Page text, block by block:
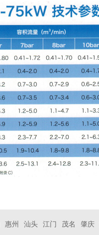
惠州 汕头 江门 茂名 肇庆